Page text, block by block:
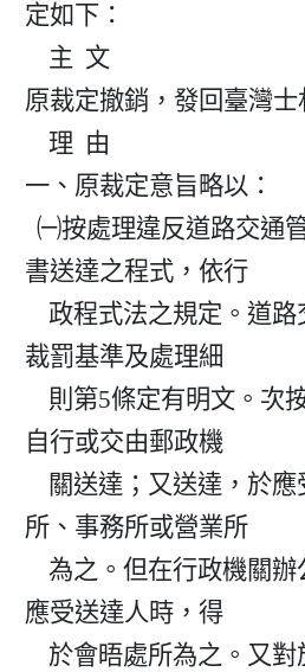
定如下：
原裁定撤銷，發回臺灣士
    理  由
一、原裁定意旨略以：
  ㈠按處理違反道路交通管理事件，有關文
書送達之程式，依行
    政程式法之規定。道路交通管理事件統一
裁罰基準及處理細
自行或交由郵政機
所、事務所或營業所
    為之。但在行政機關辦公處所或他處會晤
應受送達人時，得